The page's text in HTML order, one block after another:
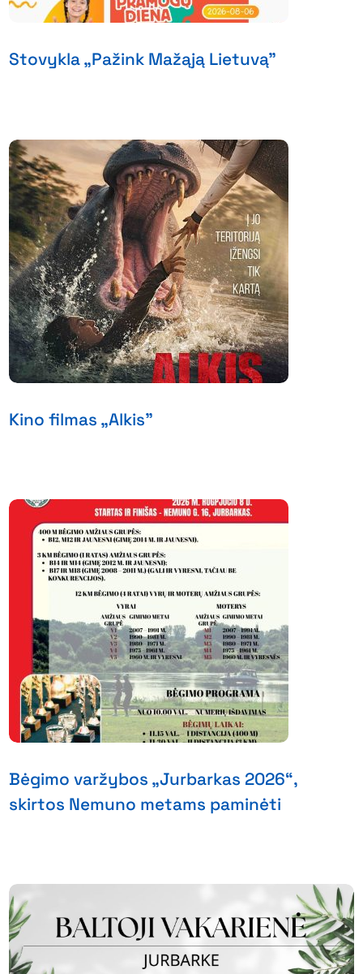
Stovykla „Pažink Mažąją Lietuvą”
Kino filmas „Alkis”
Bėgimo varžybos „Jurbarkas 2026“,
skirtos Nemuno metams paminėti